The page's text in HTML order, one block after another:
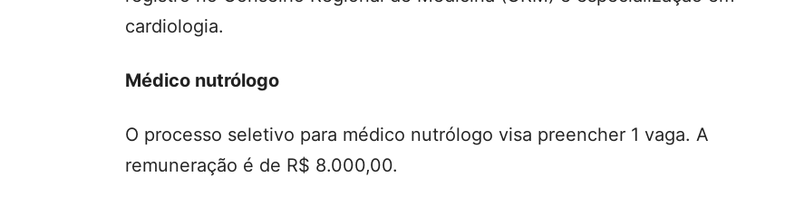
cardiologia.
Médico nutrólogo
O processo seletivo para médico nutrólogo visa preencher 1 vaga. A
remuneração é de R$ 8.000,00.